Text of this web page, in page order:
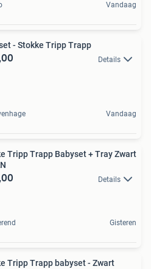
Vandaag
- Stokke Tripp Trapp
Details
Vandaag
Tripp Trapp Babyset + Tray Zwart
Details
Gisteren
Tripp Trapp babyset - Zwart